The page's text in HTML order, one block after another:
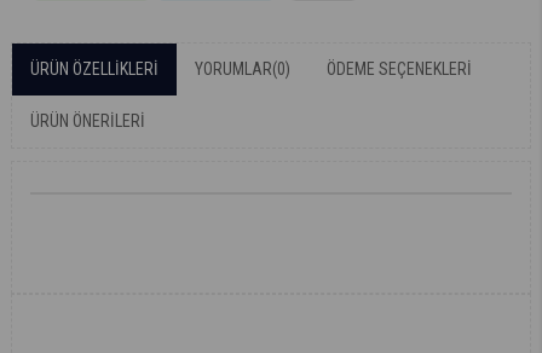
ÜRÜN ÖZELLIKLERI YORUMLAR(0) ÖDEME SEÇENEKLERI
ÜRÜN ÖNERILERI